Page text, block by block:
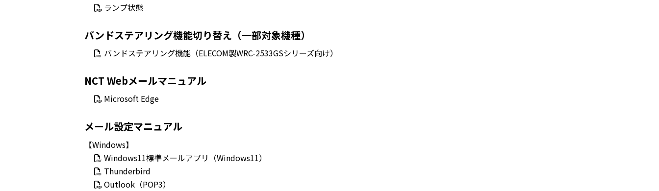
ランプ状態
バンドステアリング機能切り替え（一部対象機種）
バンドステアリング機能（ELECOM製WRC-2533GSシリーズ向け）
NCT Webメールマニュアル
Microsoft Edge
メール設定マニュアル
【Windows】
Windows11標準メールアプリ（Windows11）
Thunderbird
Outlook（POP3）